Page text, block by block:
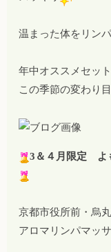
温まった体をリン
年中オススメセッ
この季節の変わり
3＆４月限定 よ
京都市役所前・烏
アロマリンパマッ